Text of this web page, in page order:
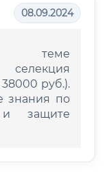
08.09.2024
теме
руб.).
знания по
и защите